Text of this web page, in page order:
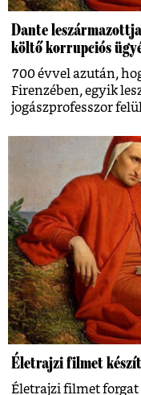
Dante
költő korrupciós
700 évvel azután,
Firenzében, egyik
jogászprofesszor
Életrajzi filmet
Életrajzi filmet